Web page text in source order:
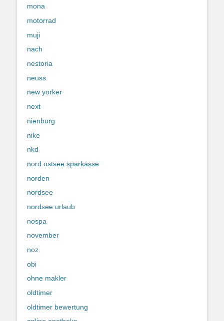
mona
motorrad
muji
nach
nestoria
neuss
new yorker
next
nienburg
nike
nkd
nord ostsee sparkasse
norden
nordsee
nordsee urlaub
nospa
november
noz
obi
ohne makler
oldtimer
oldtimer bewertung